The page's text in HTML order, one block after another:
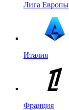
Лига Европы
Италия
Франция